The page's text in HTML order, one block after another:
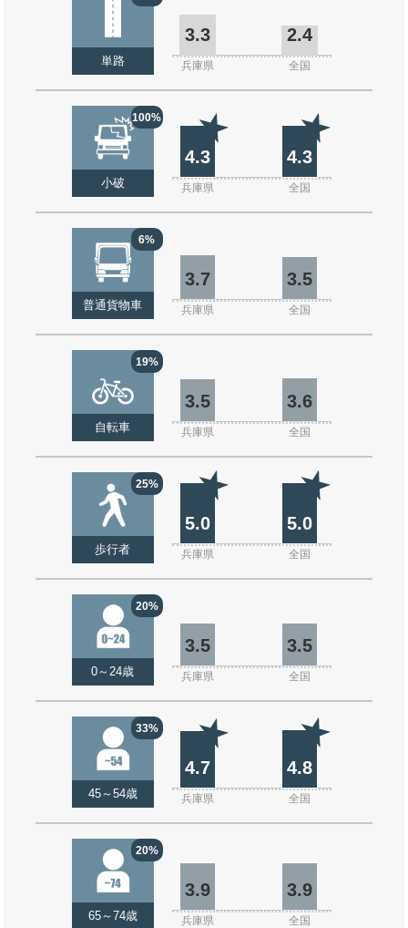
単路
3.3 2.4
兵庫県 全国
100%
小破
4.3 4.3
兵庫県 全国
6%
普通貨物車
3.7 3.5
兵庫県 全国
19%
自転車
3.5 3.6
兵庫県 全国
25%
歩行者
5.0 5.0
兵庫県 全国
20%
0～24歳
3.5 3.5
兵庫県 全国
33%
45～54歳
4.7 4.8
兵庫県 全国
20%
65～74歳
3.9 3.9
兵庫県 全国